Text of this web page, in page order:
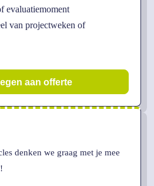
evaluatiemoment
van projectweken of
aan offerte
denken we graag met je mee